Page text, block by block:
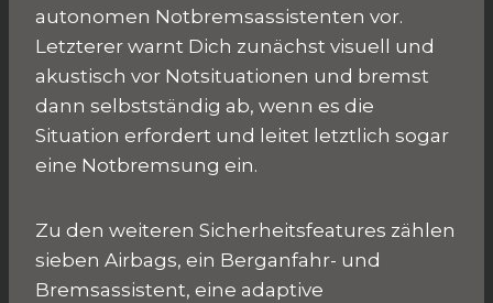
autonomen Notbremsassistenten vor.
Letzterer warnt Dich zunächst visuell und
akustisch vor Notsituationen und bremst
dann selbstständig ab, wenn es die
Situation erfordert und leitet letztlich sogar
eine Notbremsung ein.
Zu den weiteren Sicherheitsfeatures zählen
sieben Airbags, ein Berganfahr- und
Bremsassistent, eine adaptive